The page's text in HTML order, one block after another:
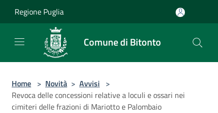
Regione Puglia
Comune di Bitonto
Home > Novità > Avvisi >
Revoca delle concessioni relative a loculi e ossari nei
cimiteri delle frazioni di Mariotto e Palombaio